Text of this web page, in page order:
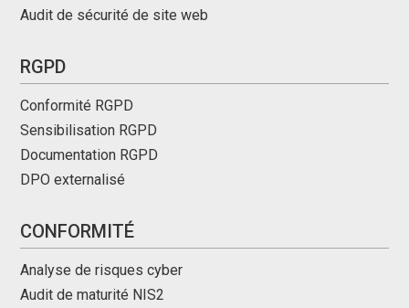
Audit de sécurité de site web
RGPD
Conformité RGPD
Sensibilisation RGPD
Documentation RGPD
DPO externalisé
CONFORMITÉ
Analyse de risques cyber
Audit de maturité NIS2